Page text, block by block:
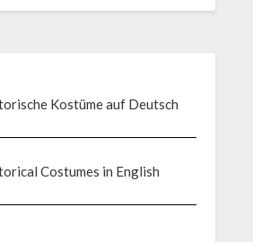
Kostüme auf Deutsch
Costumes in English